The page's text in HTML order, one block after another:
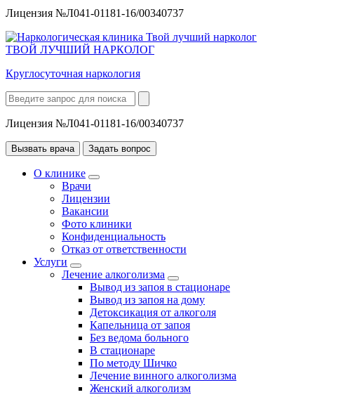
Лицензия №Л041-01181-16/00340737
ТВОЙ ЛУЧШИЙ НАРКОЛОГ
Круглосуточная наркология
Лицензия №Л041-01181-16/00340737
Вызвать врача Задать вопрос
О клинике
Врачи
Лицензии
Вакансии
Фото клиники
Конфиденциальность
Отказ от ответственности
Услуги
Лечение алкоголизма
Вывод из запоя в стационаре
Вывод из запоя на дому
Детоксикация от алкоголя
Капельница от запоя
Без ведома больного
В стационаре
По методу Шичко
Лечение винного алкоголизма
Женский алкоголизм